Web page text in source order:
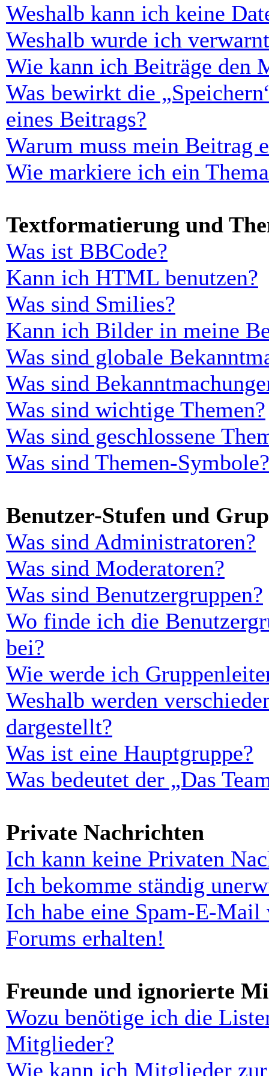
Weshalb kann ich keine
Weshalb wurde ich
Wie kann ich Beiträge den
Was bewirkt die
eines Beitrags?
Warum muss mein Beitrag
Wie markiere ich ein
Textformatierung und
Was ist BBCode?
Kann ich HTML benutzen?
Was sind Smilies?
Kann ich Bilder in meine
Was sind globale
Was sind
Was sind wichtige Themen?
Was sind geschlossene
Was sind Themen-Symbole?
Benutzer-Stufen und
Was sind Administratoren?
Was sind Moderatoren?
Was sind Benutzergruppen?
Wo finde ich die
bei?
Wie werde ich
Weshalb werden
dargestellt?
Was ist eine Hauptgruppe?
Was bedeutet der „Das
Private Nachrichten
Ich kann keine Privaten
Ich bekomme ständig
Ich habe eine Spam-E-
Forums erhalten!
Freunde und ignorierte
Wozu benötige ich die
Mitglieder?
Wie kann ich Mitglieder